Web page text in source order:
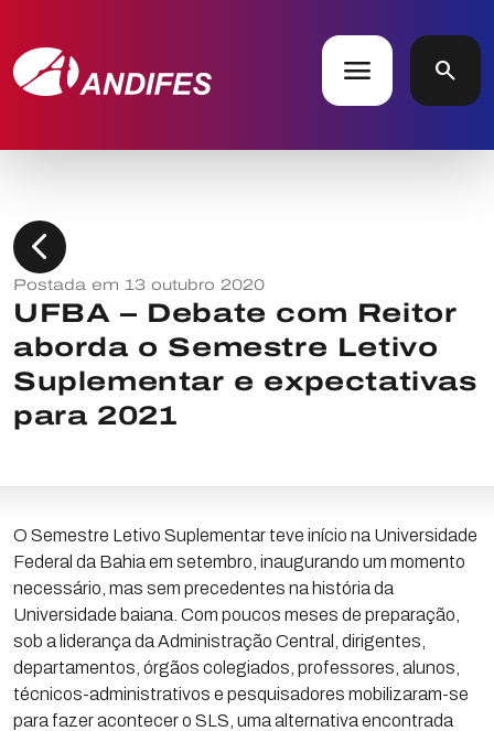
menu search
chevron_left
Postada em 13 outubro 2020
UFBA – Debate com Reitor
aborda o Semestre Letivo
Suplementar e expectativas
para 2021
O Semestre Letivo Suplementar teve início na Universidade
Federal da Bahia em setembro, inaugurando um momento
necessário, mas sem precedentes na história da
Universidade baiana. Com poucos meses de preparação,
sob a liderança da Administração Central, dirigentes,
departamentos, órgãos colegiados, professores, alunos,
técnicos-administrativos e pesquisadores mobilizaram-se
para fazer acontecer o SLS, uma alternativa encontrada